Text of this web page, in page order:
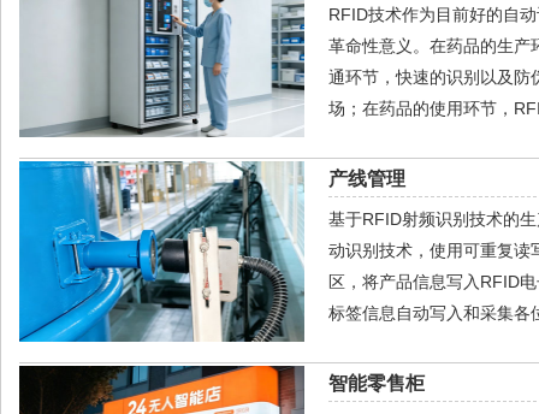
RFID技术作为目前好的自
革命性意义。在药品的生产
通环节，快速的识别以及防
场；在药品的使用环节，
产线管理
基于RFID射频识别技术的
动识别技术，使用可重复读
区，将产品信息写入RFID
标签信息自动写入和采集各
智能零售柜